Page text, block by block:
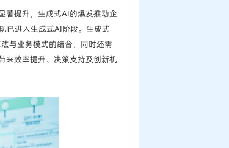
著提升，生成式AI的爆发推动企
已进入生成式AI阶段。生成式
与业务模式的结合，同时还需
来效率提升、决策支持及创新机